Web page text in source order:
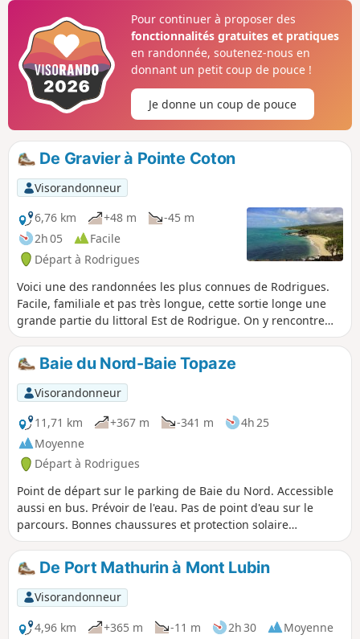
cochons, entre les pandanus et d’autres variétés d’arbres et
de plantes. Un joli petit cardinal nous accompagne pendant
un bon bout de chemin, fidèle compagnon de route.
Pour continuer à proposer des
fonctionnalités gratuites et pratiques
en randonnée, soutenez-nous en
donnant un petit coup de pouce !
Je donne un coup de pouce
De Gravier à Pointe Coton
Visorandonneur
6,76 km
+48 m
-45 m
2h 05
Facile
Départ à Rodrigues
Voici une des randonnées les plus connues de Rodrigues.
Facile, familiale et pas très longue, cette sortie longe une
grande partie du littoral Est de Rodrigue. On y rencontre
des criques et des plages de sable fin qui se succèdent et
qui sont toutes aussi belles les unes que les autres. C'est
l'occasion idéale pour faire trempette. Cette randonnée
offre de beaux points de vue sur la région. On comprend
ainsi facilement pourquoi Rodrigues est surnommé "la
Perle des Mascareignes".
Baie du Nord-Baie Topaze
Visorandonneur
11,71 km
+367 m -341 m
4h 25
Moyenne
Départ à Rodrigues
Point de départ sur le parking de Baie du Nord. Accessible
aussi en bus. Prévoir de l'eau. Pas de point d'eau sur le
parcours. Bonnes chaussures et protection solaire
(casquette, crème). Magnifiques points de vue sur la zone
côtière et sur les îles Coco et Ile au Sables. Arrivée à un
arrêt de bus.
De Port Mathurin à Mont Lubin
Visorandonneur
4,96 km
+365 m -11 m 2h 30
Moyenne